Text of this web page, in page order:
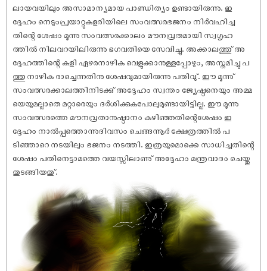
ലായവയിലും അസാമാന്യമായ പാണ്ഡിത്യം ഉണ്ടായിരുന്നു. ഇ
ദ്ദേഹം നെടുംപ്രയാറ്റുകളരിയിലെ സംവത്സരഭജനം നിർവഹിച്ച
തിന്റെ ശേ‌ഷം മൂന്നു സംവത്സരക്കാലം മൗനവ്രതമായി സ്വഗൃഹ
ത്തിൽ നിലവറയിലിരുന്നു ഭഗവതിയെ സേവിച്ചു. അക്കാലത്തു് അ
ദ്ദേഹത്തിന്റെ കുളി ഏഴരനാഴിക വെളുക്കാനുള്ളപ്പോഴും, അസ്തമിച്ചു പ
ത്തു നാഴിക രാച്ചെന്നതിനു ശേ‌ഷവുമായിരുന്നു പതിവു്. ഈ മൂന്നു്
സംവത്സരക്കാലത്തിനിടക്കു് അദ്ദേഹം സ്വന്തം ജ്യേഷ്ഠനെയും അമ്മ
യെയുമല്ലാതെ മറ്റാരെയും ദർശിക്കുകപോലുമുണ്ടായിട്ടില്ല. ഈ മൂന്നു
സംവത്സരത്തെ മൗനവ്രതാനുഷ്ഠാനം കഴിഞ്ഞതിന്റെശേ‌ഷം ഇ
ദ്ദേഹം നാൽപ്പത്തൊന്നുദിവസം ചെങ്ങന്നൂർ ക്ഷേത്രത്തിൽ പ
ടിഞ്ഞാറെ നടയിലും ഭജനം നടത്തി. ഇത്രയുമൊക്കെ സാധിച്ചതിന്റെ
ശേ‌ഷം പതിനെട്ടാമത്തെ വയസ്സിലാണു് അദ്ദേഹം മന്ത്രവാദം ചെയ്തു
തുടങ്ങിയതു്.